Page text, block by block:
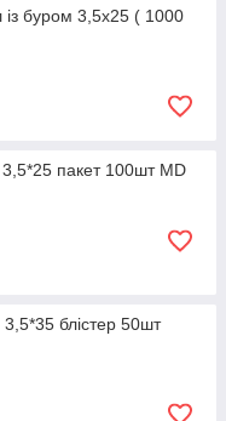
із буром 3,5х25 ( 1000
пакет 100шт MD
блістер 50шт